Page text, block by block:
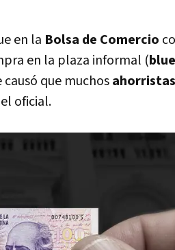
en la Bolsa de Comercio
en la plaza informal (blue
que muchosahorristas
oficial.